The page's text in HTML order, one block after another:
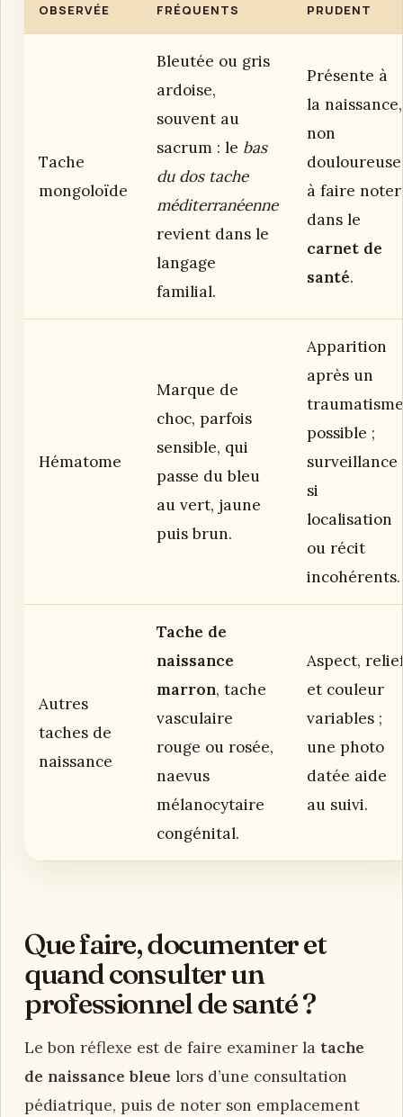
OBSERVÉE
FRÉQUENTS
PRUDENT
Tache
mongoloïde
Bleutée ou gris
ardoise,
souvent au
sacrum : le bas
du dos tache
méditerranéenne
revient dans le
langage
familial.
Présente à
la naissance,
non
à faire noter
dans le
carnet de
santé.
Hématome
Marque de
choc, parfois
sensible, qui
passe du bleu
au vert, jaune
puis brun.
Apparition
après un
traumatisme
possible ;
surveillance
si
localisation
ou récit
incohérents.
Autres
taches de
naissance
Tache de
naissance
marron, tache
vasculaire
rouge ou rosée,
naevus
mélanocytaire
congénital.
Aspect,
et couleur
variables ;
une photo
datée aide
au suivi.
Que faire, documenter et
quand consulter un
professionnel de santé ?
Le bon réflexe est de faire examiner la tache
de naissance bleue lors d’une consultation
pédiatrique, puis de noter son emplacement